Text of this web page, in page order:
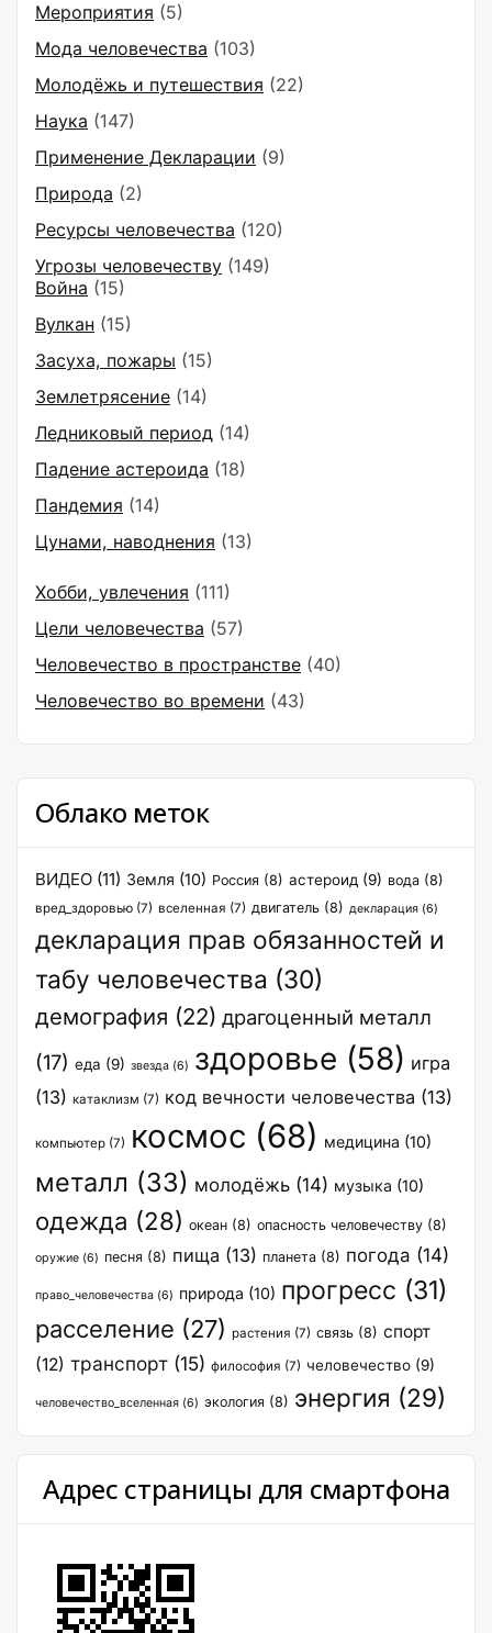
Мероприятия (5)
Мода человечества (103)
Молодёжь и путешествия (22)
Наука (147)
Применение Декларации (9)
Природа (2)
Ресурсы человечества (120)
Угрозы человечеству (149)
Война (15)
Вулкан (15)
Засуха, пожары (15)
Землетрясение (14)
Ледниковый период (14)
Падение астероида (18)
Пандемия (14)
Цунами, наводнения (13)
Хобби, увлечения (111)
Цели человечества (57)
Человечество в пространстве (40)
Человечество во времени (43)
Облако меток
ВИДЕО (11) Земля (10) Россия (8) астероид (9) вода (8)
вред_здоровью (7) вселенная (7) двигатель (8) декларация (6)
декларация прав обязанностей и
табу человечества (30)
демография (22) драгоценный металл
(17) еда (9) звезда (6) здоровье (58) игра
(13) катаклизм (7) код вечности человечества (13)
компьютер (7) космос (68) медицина (10)
металл (33) молодёжь (14) музыка (10)
одежда (28) океан (8) опасность человечеству (8)
оружие (6) песня (8) пища (13) планета (8) погода (14)
право_человечества (6) природа (10) прогресс (31)
расселение (27) растения (7) связь (8) спорт
(12) транспорт (15) философия (7) человечество (9)
человечество_вселенная (6) экология (8) энергия (29)
Адрес страницы для смартфона